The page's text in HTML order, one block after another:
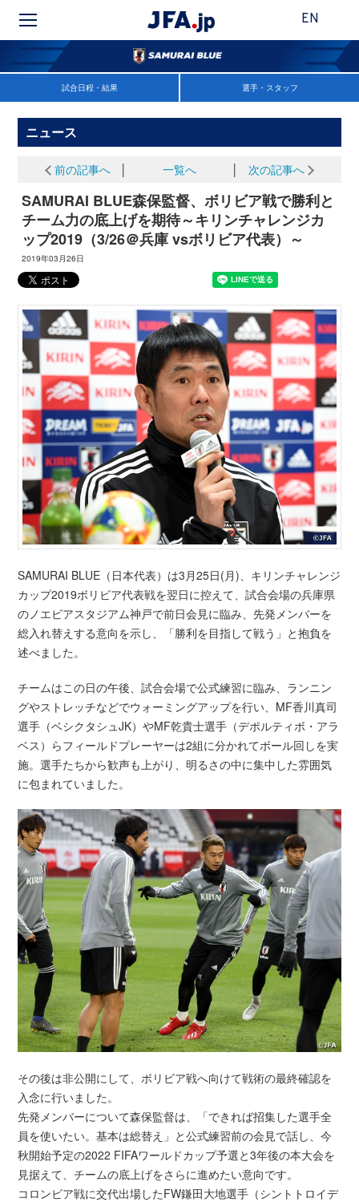
EN
試合日程・結果 選手・スタッフ
ニュース
前の記事へ 一覧へ 次の記事へ
SAMURAI BLUE森保監督、ボリビア戦で勝利と
チーム力の底上げを期待～キリンチャレンジカ
ップ2019（3/26＠兵庫 vsボリビア代表）～
2019年03月26日
SAMURAI BLUE（日本代表）は3月25日(月)、キリンチャレンジ
カップ2019ボリビア代表戦を翌日に控えて、試合会場の兵庫県
のノエビアスタジアム神戸で前日会見に臨み、先発メンバーを
総入れ替えする意向を示し、「勝利を目指して戦う」と抱負を
述べました。
チームはこの日の午後、試合会場で公式練習に臨み、ランニン
グやストレッチなどでウォーミングアップを行い、MF香川真司
選手（ベシクタシュJK）やMF乾貴士選手（デポルティボ・アラ
ベス）らフィールドプレーヤーは2組に分かれてボール回しを実
施。選手たちから歓声も上がり、明るさの中に集中した雰囲気
に包まれていました。
その後は非公開にして、ボリビア戦へ向けて戦術の最終確認を
入念に行いました。
先発メンバーについて森保監督は、「できれば招集した選手全
員を使いたい。基本は総替え」と公式練習前の会見で話し、今
秋開始予定の2022 FIFAワールドカップ予選と3年後の本大会を
見据えて、チームの底上げをさらに進めたい意向です。
コロンビア戦に交代出場したFW鎌田大地選手（シントトロイデ